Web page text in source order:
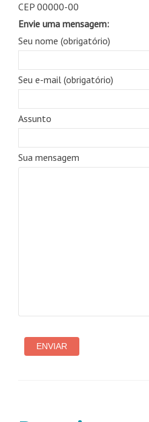
CEP 00000-00
Envie uma mensagem:
Seu nome (obrigatório)
Seu e-mail (obrigatório)
Assunto
Sua mensagem